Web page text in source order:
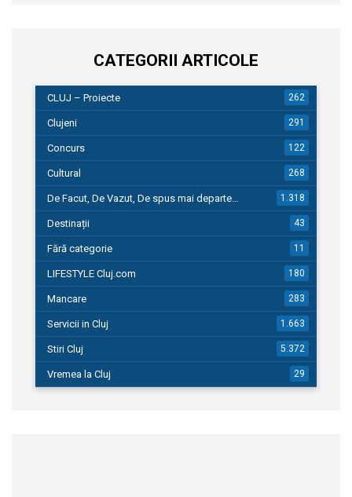
CATEGORII ARTICOLE
CLUJ – Proiecte 262
Clujeni 291
Concurs 122
Cultural 268
De Facut, De Vazut, De spus mai departe… 1.318
Destinații 43
Fără categorie 11
LIFESTYLE Cluj.com 180
Mancare 283
Servicii in Cluj 1.663
Stiri Cluj 5.372
Vremea la Cluj 29